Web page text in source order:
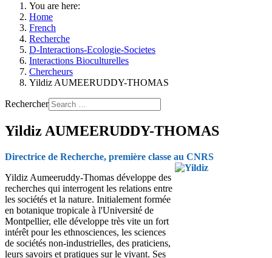
You are here:
Home
French
Recherche
D-Interactions-Ecologie-Societes
Interactions Bioculturelles
Chercheurs
Yildiz AUMEERUDDY-THOMAS
Rechercher
Yildiz AUMEERUDDY-THOMAS
Directrice de Recherche, première classe au CNRS
Yildiz Aumeeruddy-Thomas développe des
recherches qui interrogent les relations entre
les sociétés et la nature. Initialement formée
en botanique tropicale à l'Université de
Montpellier, elle développe très vite un fort
intérêt pour les ethnosciences, les sciences
de sociétés non-industrielles, des praticiens,
leurs savoirs et pratiques sur le vivant. Ses